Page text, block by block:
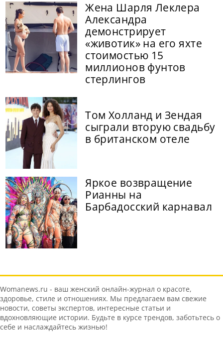
Жена Шарля Леклера
Александра
демонстрирует
«животик» на его яхте
стоимостью 15
миллионов фунтов
стерлингов
Том Холланд и Зендая
сыграли вторую свадьбу
в британском отеле
Яркое возвращение
Рианны на
Барбадосский карнавал
Womanews.ru - ваш женский онлайн-журнал о красоте,
здоровье, стиле и отношениях. Мы предлагаем вам свежие
новости, советы экспертов, интересные статьи и
вдохновляющие истории. Будьте в курсе трендов, заботьтесь о
себе и наслаждайтесь жизнью!